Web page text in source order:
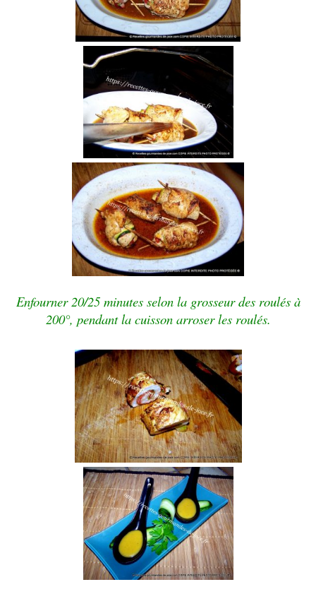
Enfourner 20/25 minutes selon la grosseur des roulés à
200°, pendant la cuisson arroser les roulés.